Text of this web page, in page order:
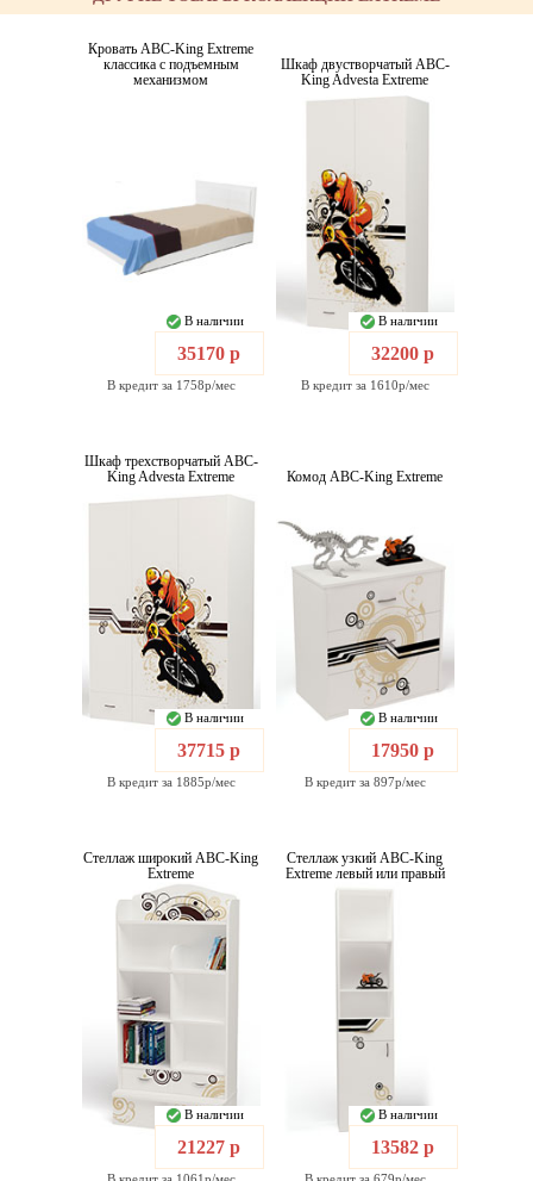
Кровать ABC-King Extreme
классика с подъемным
механизмом
В наличии
35170 р
В кредит за 1758р/мес
Шкаф двустворчатый ABC-
King Advesta Extreme
В наличии
32200 р
В кредит за 1610р/мес
Шкаф трехстворчатый ABC-
King Advesta Extreme
В наличии
37715 р
В кредит за 1885р/мес
Комод ABC-King Extreme
В наличии
17950 р
В кредит за 897р/мес
Стеллаж широкий ABC-King
Extreme
В наличии
21227 р
Стеллаж узкий ABC-King
Extreme левый или правый
В наличии
13582 р